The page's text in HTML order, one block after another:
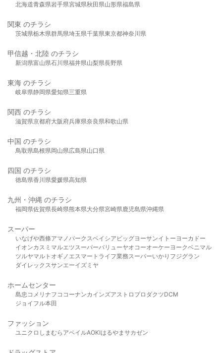
北海道青森県岩手県宮城県秋田県山形県福島県
関東 のチラシ
茨城県栃木県群馬県埼玉県千葉県東京都神奈川県
甲信越・北陸 のチラシ
新潟県富山県石川県福井県山梨県長野県
東海 のチラシ
岐阜県静岡県愛知県三重県
関西 のチラシ
滋賀県京都府大阪府兵庫県奈良県和歌山県
中国 のチラシ
鳥取県島根県岡山県広島県山口県
四国 のチラシ
徳島県香川県愛媛県高知県
九州・沖縄 のチラシ
福岡県佐賀県長崎県熊本県大分県宮崎県鹿児島県沖縄県
スーパー
いなげや西條アマノパークスベイシア ビッグヨーサンイトーヨーカドー
イオンカスミ マルエツスーパーバリューヤオコーオーケー ヨークベニマル
ツルヤマルト オギノ エスマート ライフ業務スーパーいかり フジグラン
ダイレックスサンエーイズミヤ
ホームセンター
島忠 コメリ ナフコ コーナンカインズアストロプロダクツDCM
ジョイフル本田
ファッション
ユニクロ しまむら アベイルAOKIはるやま サカゼン